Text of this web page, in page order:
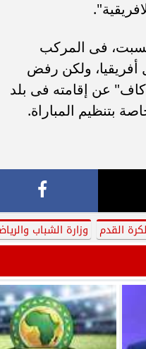
فى المركب
أفريقيا، ولكن رفض
"كاف" عن إقامته فى بلد
القدم وزارة الشباب